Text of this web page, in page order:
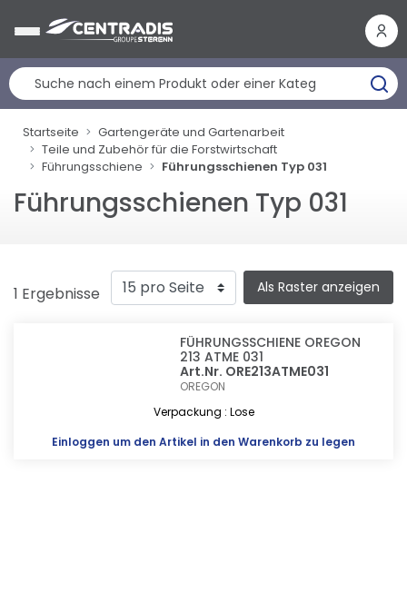
Startseite
Gartengeräte und Gartenarbeit
Teile und Zubehör für die Forstwirtschaft
Führungsschiene
Führungsschienen Typ 031
Führungsschienen Typ 031
1 Ergebnisse Als Raster anzeigen
FÜHRUNGSSCHIENE OREGON
213 ATME 031
Art.Nr. ORE213ATME031
OREGON
Verpackung : Lose
Einloggen um den Artikel in den Warenkorb zu legen